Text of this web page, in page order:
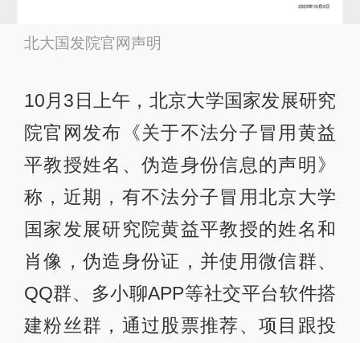
北大国发院官网声明
10月3日上午，北京大学国家发展研究
院官网发布《关于不法分子冒用黄益
平教授姓名、伪造身份信息的声明》
称，近期，有不法分子冒用北京大学
国家发展研究院黄益平教授的姓名和
肖像，伪造身份证，并使用微信群、
QQ群、多小聊APP等社交平台软件搭
建粉丝群，通过股票推荐、项目跟投